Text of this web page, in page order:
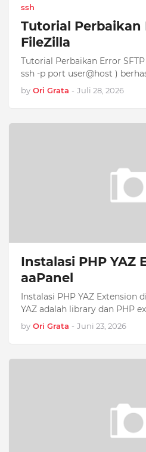
ssh
Tutorial Perbaikan
FileZilla
Tutorial Perbaikan Error SFTP FileZilla
ssh -p port user@host )
by Ori Grata - Juli 28, 2026
Instalasi PHP YAZ
aaPanel
Instalasi PHP YAZ Extension di aaPanel
YAZ adalah library dan PHP
by Ori Grata - Juni 23, 2026